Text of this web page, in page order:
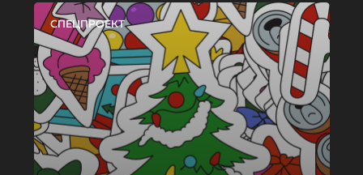
СПЕЦПРОЕКТ